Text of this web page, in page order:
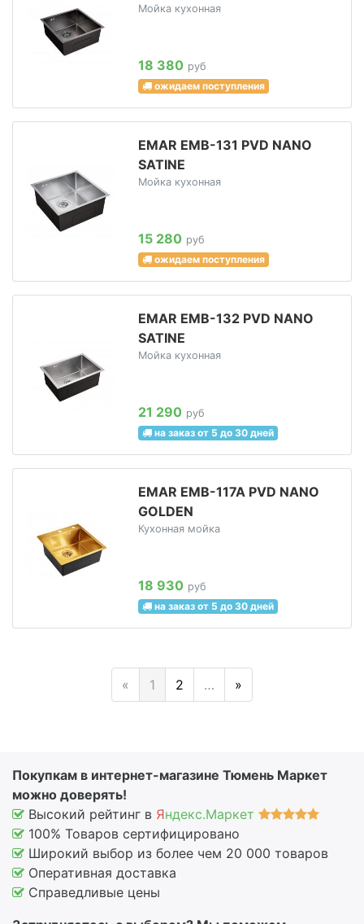
Мойка кухонная
18 380 руб
ожидаем поступления
EMAR EMB-131 PVD NANO
SATINE
Мойка кухонная
15 280 руб
ожидаем поступления
EMAR EMB-132 PVD NANO
SATINE
Мойка кухонная
21 290 руб
на заказ от 5 до 30 дней
EMAR EMB-117A PVD NANO
GOLDEN
Кухонная мойка
18 930 руб
на заказ от 5 до 30 дней
« 1 2 … »
Покупкам в интернет-магазине Тюмень Маркет
можно доверять!
Высокий рейтинг в Яндекс.Маркет
100% Товаров сертифицировано
Широкий выбор из более чем 20 000 товаров
Оперативная доставка
Справедливые цены